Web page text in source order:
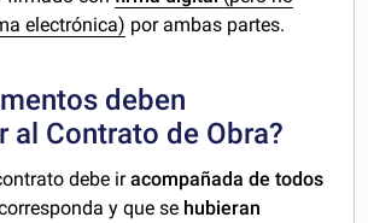
electrónica) por ambas partes.
deben
al Contrato de Obra?
debe iracompañada de todos
y que se hubieran